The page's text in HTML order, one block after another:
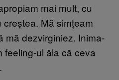
mai mult, cu
Mă simțeam
mă dezvirginiez. Inima-
feeling-ul ăla că ceva